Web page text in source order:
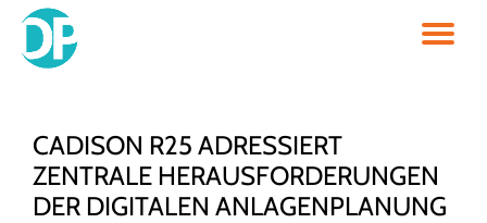
Skip
CADISON R25 ADRESSIERT
ZENTRALE HERAUSFORDERUNGEN
DER DIGITALEN ANLAGENPLANUNG